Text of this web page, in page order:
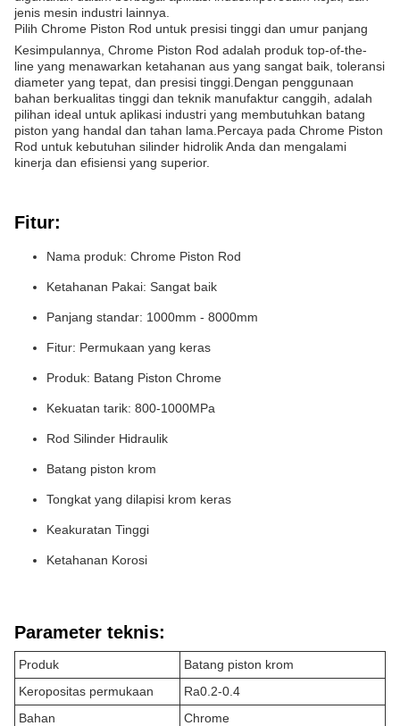
jenis mesin industri lainnya.
Pilih Chrome Piston Rod untuk presisi tinggi dan umur panjang
Kesimpulannya, Chrome Piston Rod adalah produk top-of-the-
line yang menawarkan ketahanan aus yang sangat baik, toleransi
diameter yang tepat, dan presisi tinggi.Dengan penggunaan
bahan berkualitas tinggi dan teknik manufaktur canggih, adalah
pilihan ideal untuk aplikasi industri yang membutuhkan batang
piston yang handal dan tahan lama.Percaya pada Chrome Piston
Rod untuk kebutuhan silinder hidrolik Anda dan mengalami
kinerja dan efisiensi yang superior.
Fitur:
Nama produk: Chrome Piston Rod
Ketahanan Pakai: Sangat baik
Panjang standar: 1000mm - 8000mm
Fitur: Permukaan yang keras
Produk: Batang Piston Chrome
Kekuatan tarik: 800-1000MPa
Rod Silinder Hidraulik
Batang piston krom
Tongkat yang dilapisi krom keras
Keakuratan Tinggi
Ketahanan Korosi
Parameter teknis:
Produk
Batang piston krom
Keropositas permukaan
Ra0.2-0.4
Bahan
Chrome